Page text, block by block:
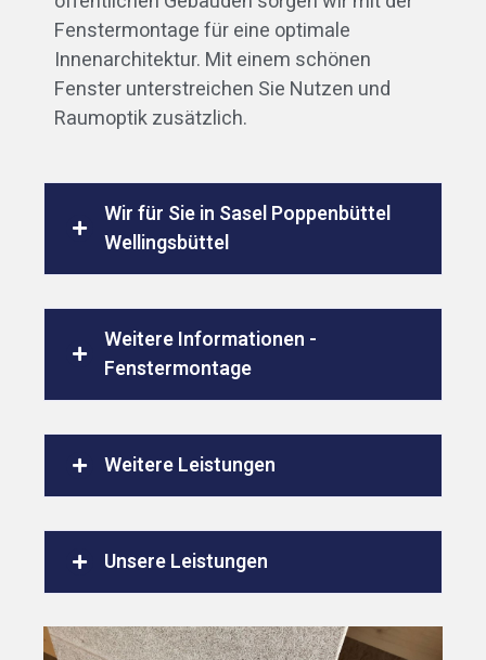
Fenstermontage für eine optimale
Innenarchitektur. Mit einem schönen
Fenster unterstreichen Sie Nutzen und
Raumoptik zusätzlich.
Wir für Sie in Sasel Poppenbüttel
Wellingsbüttel
Weitere Informationen -
Fenstermontage
Weitere Leistungen
Unsere Leistungen